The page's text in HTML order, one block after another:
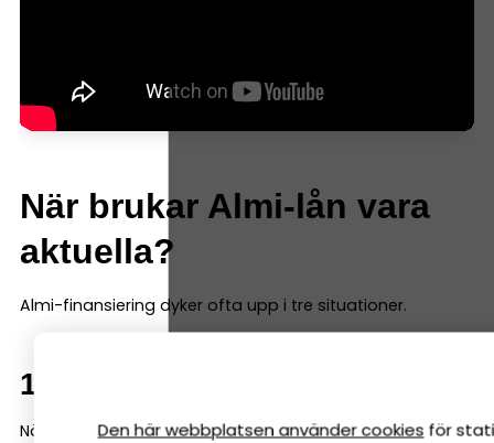
När brukar Almi-lån vara
aktuella?
Almi-finansiering dyker ofta upp i tre situationer.
1. Tidig fas
När ett företag fortfarande är ungt kan banken tycka
Den här webbplatsen använder cookies för